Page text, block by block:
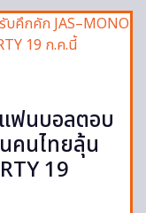
ฟนบอลตอบ
คนไทยลุ้น
19